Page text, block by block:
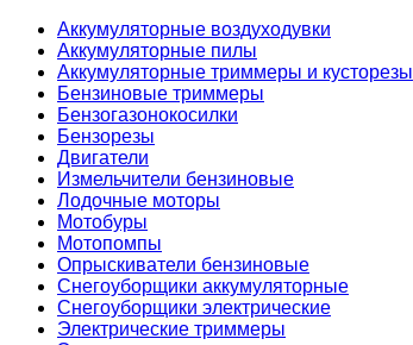
Аккумуляторные воздуходувки
Аккумуляторные пилы
Аккумуляторные триммеры и кусторезы
Бензиновые триммеры
Бензогазонокосилки
Бензорезы
Двигатели
Измельчители бензиновые
Лодочные моторы
Мотобуры
Мотопомпы
Опрыскиватели бензиновые
Снегоуборщики аккумуляторные
Снегоуборщики электрические
Электрические триммеры